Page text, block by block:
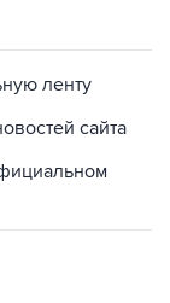
ленту
сайта